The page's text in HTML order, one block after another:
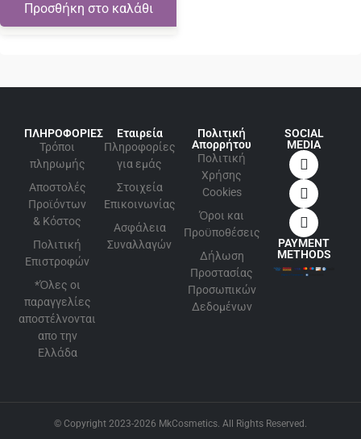
Προσθήκη στο καλάθι
ΠΛΗΡΟΦΟΡΙΕΣ
Τρόποι
πληρωμής
Αποστολές
Προϊόντων
& Κόστος
Πολιτική
Επιστροφών
*Όλες οι
παραγγελίες
αποστέλνονται
απο την
Ελλάδα
Εταιρεία
Πληροφορίες
για εμάς
Στοιχεία
Επικοινωνίας
Ασφάλεια
Συναλλαγών
Πολιτική
Απορρήτου
Πολιτική
Xρήσης
Cookies
Όροι και
Προϋποθέσεις
Δήλωση
Προστασίας
Προσωπικών
Δεδομένων
SOCIAL
MEDIA
PAYMENT
METHODS
© Copyright 2023-2026 MkCosmetics. All Rights Reserved.